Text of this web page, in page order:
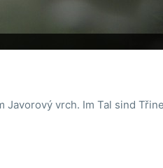
vrch. Im Tal sind